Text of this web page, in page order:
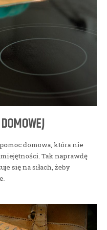
domowa, która nie
Tak naprawdę
się na siłach, żeby